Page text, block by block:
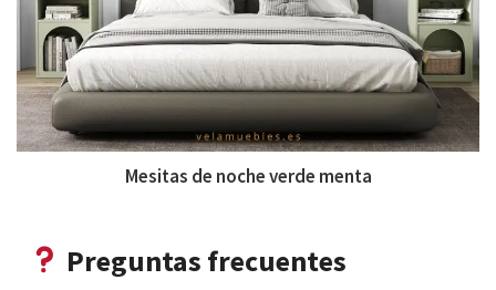
Mesitas de noche verde menta
Preguntas frecuentes